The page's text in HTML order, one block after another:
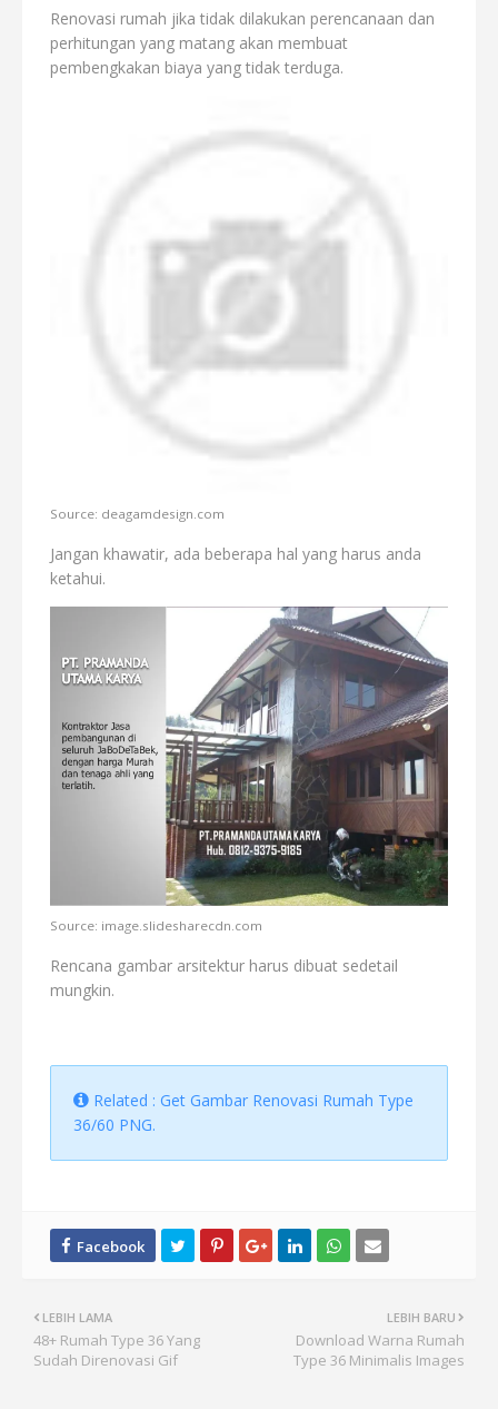
Renovasi rumah jika tidak dilakukan perencanaan dan
perhitungan yang matang akan membuat
pembengkakan biaya yang tidak terduga.
Source: deagamdesign.com
Jangan khawatir, ada beberapa hal yang harus anda
ketahui.
Source: image.slidesharecdn.com
Rencana gambar arsitektur harus dibuat sedetail
mungkin.
Related : Get Gambar Renovasi Rumah Type
36/60 PNG.
LEBIH BARU
Download Warna Rumah
Type 36 Minimalis Images
LEBIH LAMA
48+ Rumah Type 36 Yang
Sudah Direnovasi Gif